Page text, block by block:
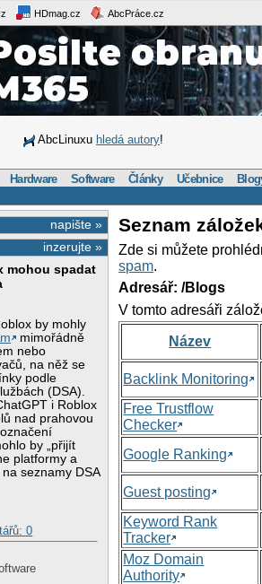
HDmag.cz AbcPráce.cz
AbcLinuxu hledá autory!
Hardware Software Články Učebnice
napište »
inzerujte »
mohou spadat
by mohly
mimořádně
nebo
na něž se
podle
(DSA).
i Roblox
nad prahovou
by „přijít
platformy a
seznamy DSA
0
Seznam
Zde si můžete
spam.
Adresář: /Blogs
V tomto adresáři
Název
Backlink Monitoring
Free Trustflow
Checker
Google Ranking
Guest posting
Keyword Rank
Tracker
Moz Domain
Authority